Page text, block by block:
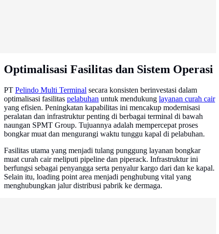
Optimalisasi Fasilitas dan Sistem Operasi
PT Pelindo Multi Terminal secara konsisten berinvestasi dalam
optimalisasi fasilitas pelabuhan untuk mendukung layanan curah cair
yang efisien. Peningkatan kapabilitas ini mencakup modernisasi
peralatan dan infrastruktur penting di berbagai terminal di bawah
naungan SPMT Group. Tujuannya adalah mempercepat proses
bongkar muat dan mengurangi waktu tunggu kapal di pelabuhan.
Fasilitas utama yang menjadi tulang punggung layanan bongkar
muat curah cair meliputi pipeline dan piperack. Infrastruktur ini
berfungsi sebagai penyangga serta penyalur kargo dari dan ke kapal.
Selain itu, loading point area menjadi penghubung vital yang
menghubungkan jalur distribusi pabrik ke dermaga.